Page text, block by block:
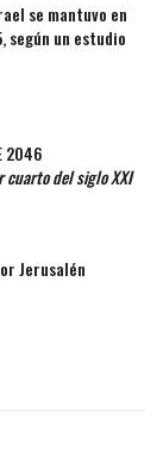
se mantuvo en
según un estudio
2046
del siglo XXI
Jerusalén